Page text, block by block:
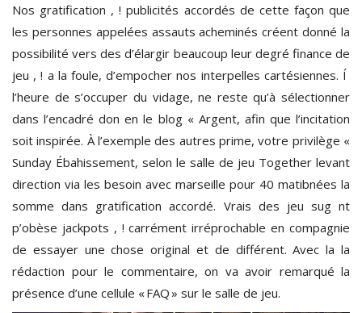
Nos gratification , ! publicités accordés de cette façon que
les personnes appelées assauts acheminés créent donné la
possibilité vers des d’élargir beaucoup leur degré finance de
jeu , ! a la foule, d’empocher nos interpelles cartésiennes. Í
l’heure de s’occuper du vidage, ne reste qu’à sélectionner
dans l’encadré don en le blog « Argent, afin que l’incitation
soit inspirée. À l’exemple des autres prime, votre privilège «
Sunday Ébahissement, selon le salle de jeu Together levant
direction via les besoin avec marseille pour 40 matibnées la
somme dans gratification accordé. Vrais des jeu sug nt
p’obèse jackpots , ! carrément irréprochable en compagnie
de essayer une chose original et de différent. Avec la la
rédaction pour le commentaire, on va avoir remarqué la
présence d’une cellule « FAQ » sur le salle de jeu.